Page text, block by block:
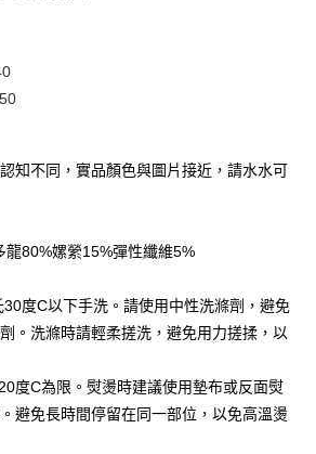
含以上)免運費
含以上)免運費
含以上)免運費
知不同，實品顏色與圖片接近，請水水可
龍80%嫘縈15%彈性纖維5%
度C以下手洗。請使用中性洗滌劑，避免
。洗滌時請輕柔搓洗，避免用力搓揉，以
度C為限。熨燙時建議使用墊布或反面熨
避免長時間停留在同一部位，以免高溫燙